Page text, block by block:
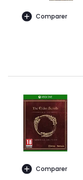
Comparer
Comparer